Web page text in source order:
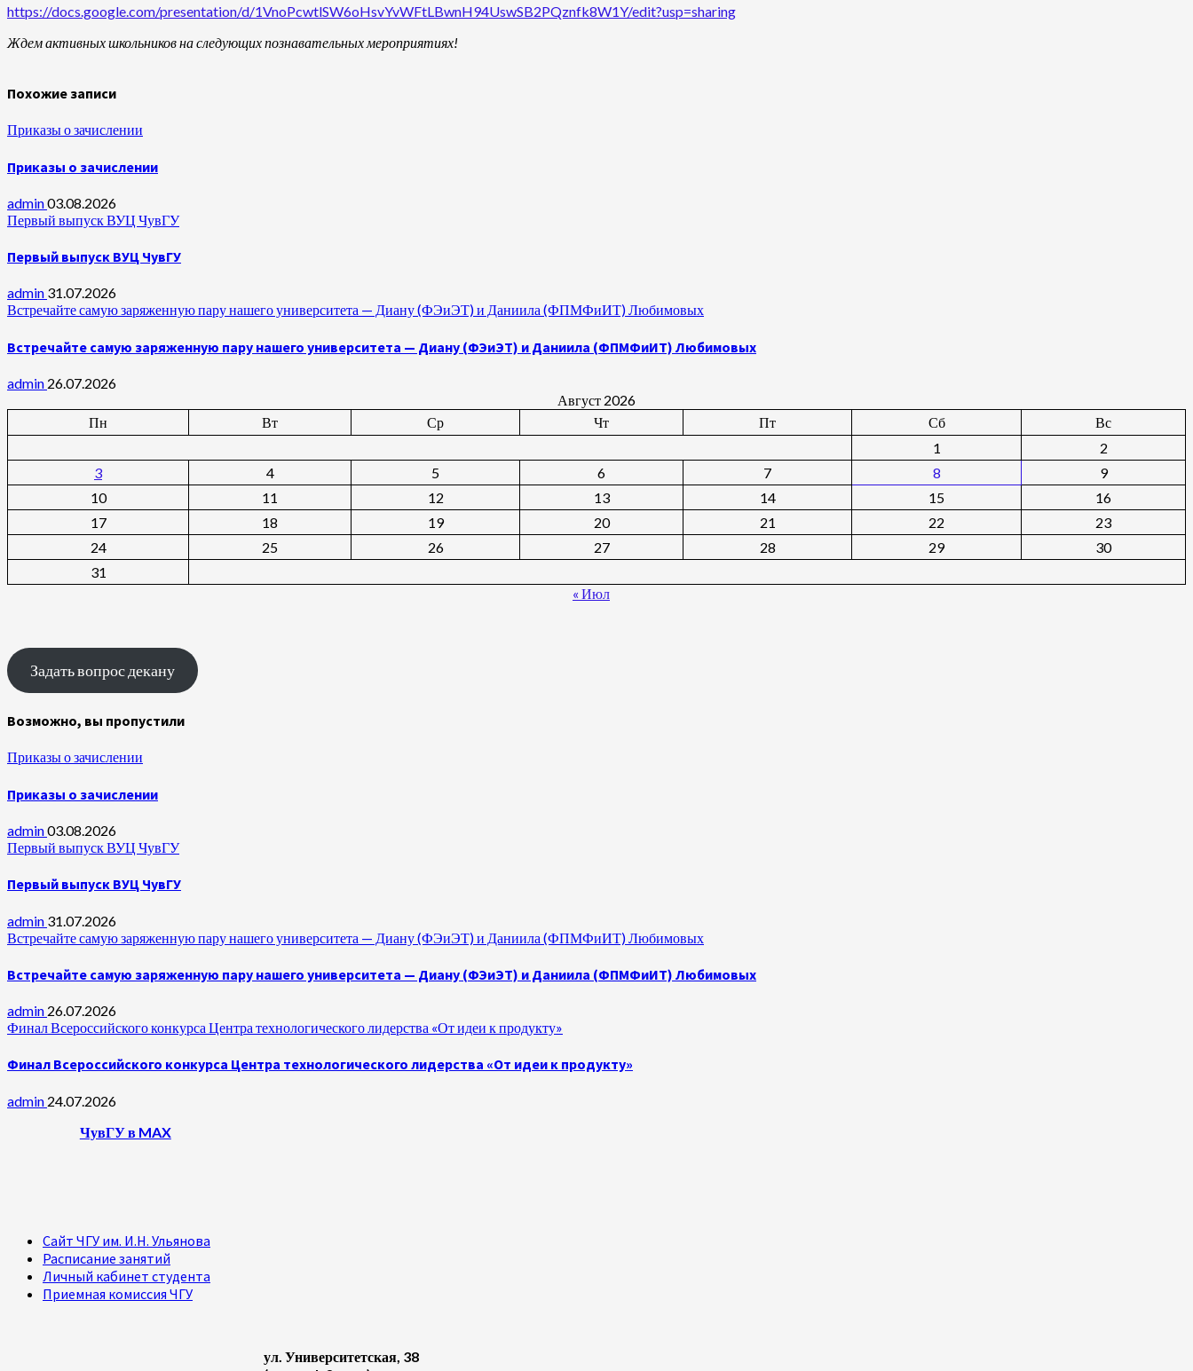
https://docs.google.com/presentation/d/1VnoPcwtlSW6oHsvYvWFtLBwnH94UswSB2PQznfk8W1Y/edit?usp=sharing
Ждем активных школьников на следующих познавательных мероприятиях!
Похожие записи
Приказы о зачислении
Приказы о зачислении
admin03.08.2026
Первый выпуск ВУЦ ЧувГУ
Первый выпуск ВУЦ ЧувГУ
admin 31.07.2026
Встречайте самую заряженную пару нашего университета — Диану (ФЭиЭТ) и Даниила (ФПМФиИТ) Любимовых
Встречайте самую заряженную пару нашего университета — Диану (ФЭиЭТ) и Даниила (ФПМФиИТ) Любимовых
admin 26.07.2026
Август 2026
Пн
Вт Ср Чт Пт Сб
Вс
1
2
3
4 5 6 7 8
9
10
11 12 13 14 15
16
17
18 19 20 21 22
23
24
25 26 27 28 29
30
31
« Июл
Задать вопрос декану
Возможно, вы пропустили
Приказы о зачислении
Приказы о зачислении
admin03.08.2026
Первый выпуск ВУЦ ЧувГУ
Первый выпуск ВУЦ ЧувГУ
admin 31.07.2026
Встречайте самую заряженную пару нашего университета — Диану (ФЭиЭТ) и Даниила (ФПМФиИТ) Любимовых
Встречайте самую заряженную пару нашего университета — Диану (ФЭиЭТ) и Даниила (ФПМФиИТ) Любимовых
admin 26.07.2026
Финал Всероссийского конкурса Центра технологического лидерства «От идеи к продукту»
Финал Всероссийского конкурса Центра технологического лидерства «От идеи к продукту»
admin 24.07.2026
ЧувГУ в MAX
Сайт ЧГУ им. И.Н. Ульянова
Расписание занятий
Личный кабинет студента
Приемная комиссия ЧГУ
ул. Университетская, 38